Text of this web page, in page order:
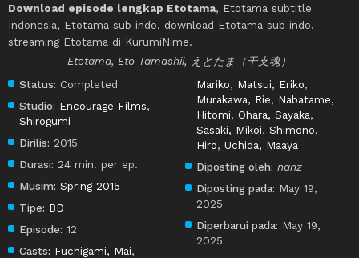
Download episode lengkap Etotama, Etotama subtitle
Indonesia, Etotama sub indo, download Etotama sub indo,
streaming Etotama di KurumiNime.
Etotama, Eto Tamashii, えとたま（干支魂）
Status: Completed
Studio: Encourage Films,
Shirogumi
Dirilis: 2015
Durasi: 24 min. per ep.
Musim: Spring 2015
Tipe: BD
Episode: 12
Casts: Fuchigami, Mai,
Mariko, Matsui, Eriko,
Murakawa, Rie, Nabatame,
Hitomi, Ohara, Sayaka,
Sasaki, Mikoi,Shimono,
Hiro,Uchida, Maaya
Diposting oleh: nanz
Diposting pada: May 19,
2025
Diperbarui pada: May 19,
2025